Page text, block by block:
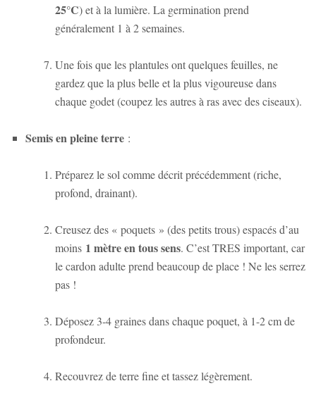
25°C) et à la lumière. La germination prend
généralement 1 à 2 semaines.
Une fois que les plantules ont quelques feuilles, ne
gardez que la plus belle et la plus vigoureuse dans
chaque godet (coupez les autres à ras avec des ciseaux).
Semis en pleine terre :
Préparez le sol comme décrit précédemment (riche,
profond, drainant).
Creusez des « poquets » (des petits trous) espacés d’au
moins 1 mètre en tous sens. C’est TRES important, car
le cardon adulte prend beaucoup de place ! Ne les serrez
pas !
Déposez 3-4 graines dans chaque poquet, à 1-2 cm de
profondeur.
Recouvrez de terre fine et tassez légèrement.